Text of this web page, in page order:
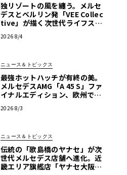
独リゾートの風を纏う。メルセ
デスとベルリン発「VEE Collec
tive」が描く次世代ライフスタ
2026 8/4
ニュース＆トピックス
最強ホットハッチが有終の美。
メルセデスAMG「A 45 S」ファ
イナルエディション、欧州で受
2026 8/3
ニュース＆トピックス
伝統の「歌島橋のヤナセ」が次
世代メルセデス店舗へ進化。近
畿エリア旗艦店「ヤナセ大阪支